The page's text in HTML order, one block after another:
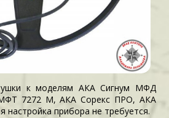
к моделям АКА Сигнум МФД
7272 М, АКА Сорекс ПРО, АКА
настройка прибора не требуется.